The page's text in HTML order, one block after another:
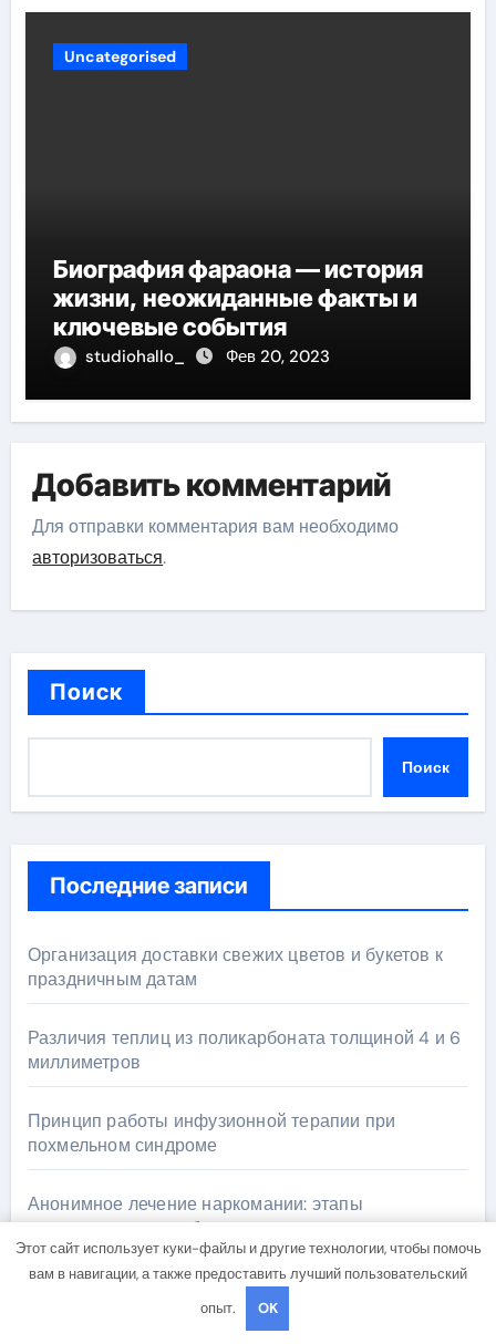
Uncategorised
Биография фараона — история
жизни, неожиданные факты и
ключевые события
studiohallo_ Фев 20, 2023
Добавить комментарий
Для отправки комментария вам необходимо
авторизоваться.
Поиск
Поиск
Последние записи
Организация доставки свежих цветов и букетов к
праздничным датам
Различия теплиц из поликарбоната толщиной 4 и 6
миллиметров
Принцип работы инфузионной терапии при
похмельном синдроме
Анонимное лечение наркомании: этапы
детоксикации и реабилитации
Профессиональная наркологическая клиника
Этот сайт использует куки-файлы и другие технологии, чтобы помочь
вам в навигации, а также предоставить лучший пользовательский
опыт.
OK